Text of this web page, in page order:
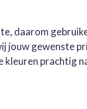
daarom
jouw gewenste
prachtig